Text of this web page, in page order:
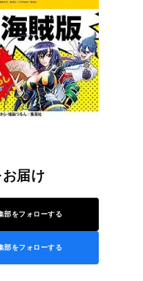
届け
部をフォローする
部をフォローする